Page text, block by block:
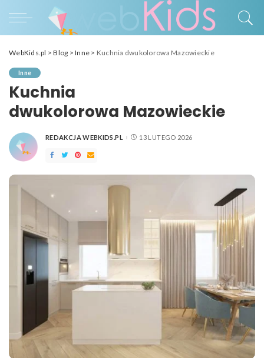
WebKids.pl >Blog >Inne > Kuchnia dwukolorowa Mazowieckie
Inne
Kuchnia
dwukolorowa Mazowieckie
POSTED
REDAKCJA WEBKIDS.PL 13 LUTEGO 2026